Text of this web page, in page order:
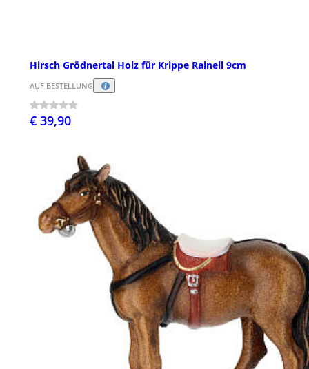
Hirsch Grödnertal Holz für Krippe Rainell 9cm
AUF BESTELLUNG
€ 39,90